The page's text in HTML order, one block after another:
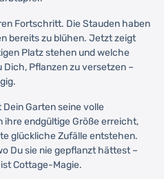
Fortschritt. Die Stauden haben
bereits zu blühen. Jetzt zeigt
Platz stehen und welche
Pflanzen zu versetzen –
Garten seine volle
endgültige Größe erreicht,
glückliche Zufälle entstehen.
Du sie nie gepflanzt hättest –
Cottage-Magie.